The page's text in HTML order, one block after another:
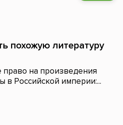
похожую литературу
право на произведения
в Российской империи:...